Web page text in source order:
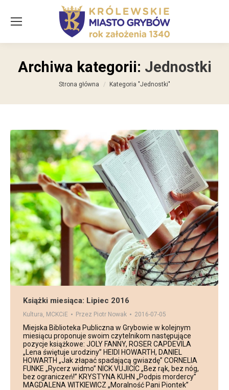
Archiwa kategorii: Jednostki
Jesteś tutaj:
Strona główna Kategoria "Jednostki"
Książki miesiąca: Lipiec 2016
Kultura, MCKCiE Przez Piotr Nowak 2016-07-05
Miejska Biblioteka Publiczna w Grybowie w kolejnym
miesiącu proponuje swoim czytelnikom następujące
pozycje książkowe: JOLY FANNY, ROSER CAPDEVILA
„Lena świętuje urodziny” HEIDI HOWARTH, DANIEL
HOWARTH „Jak złapać spadającą gwiazdę” CORNELIA
FUNKE „Rycerz widmo” NICK VUJICIC „Bez rąk, bez nóg,
bez ograniczeń!” KRYSTYNA KUHN „Podpis mordercy”
MAGDALENA WITKIEWICZ „Moralność Pani Piontek”